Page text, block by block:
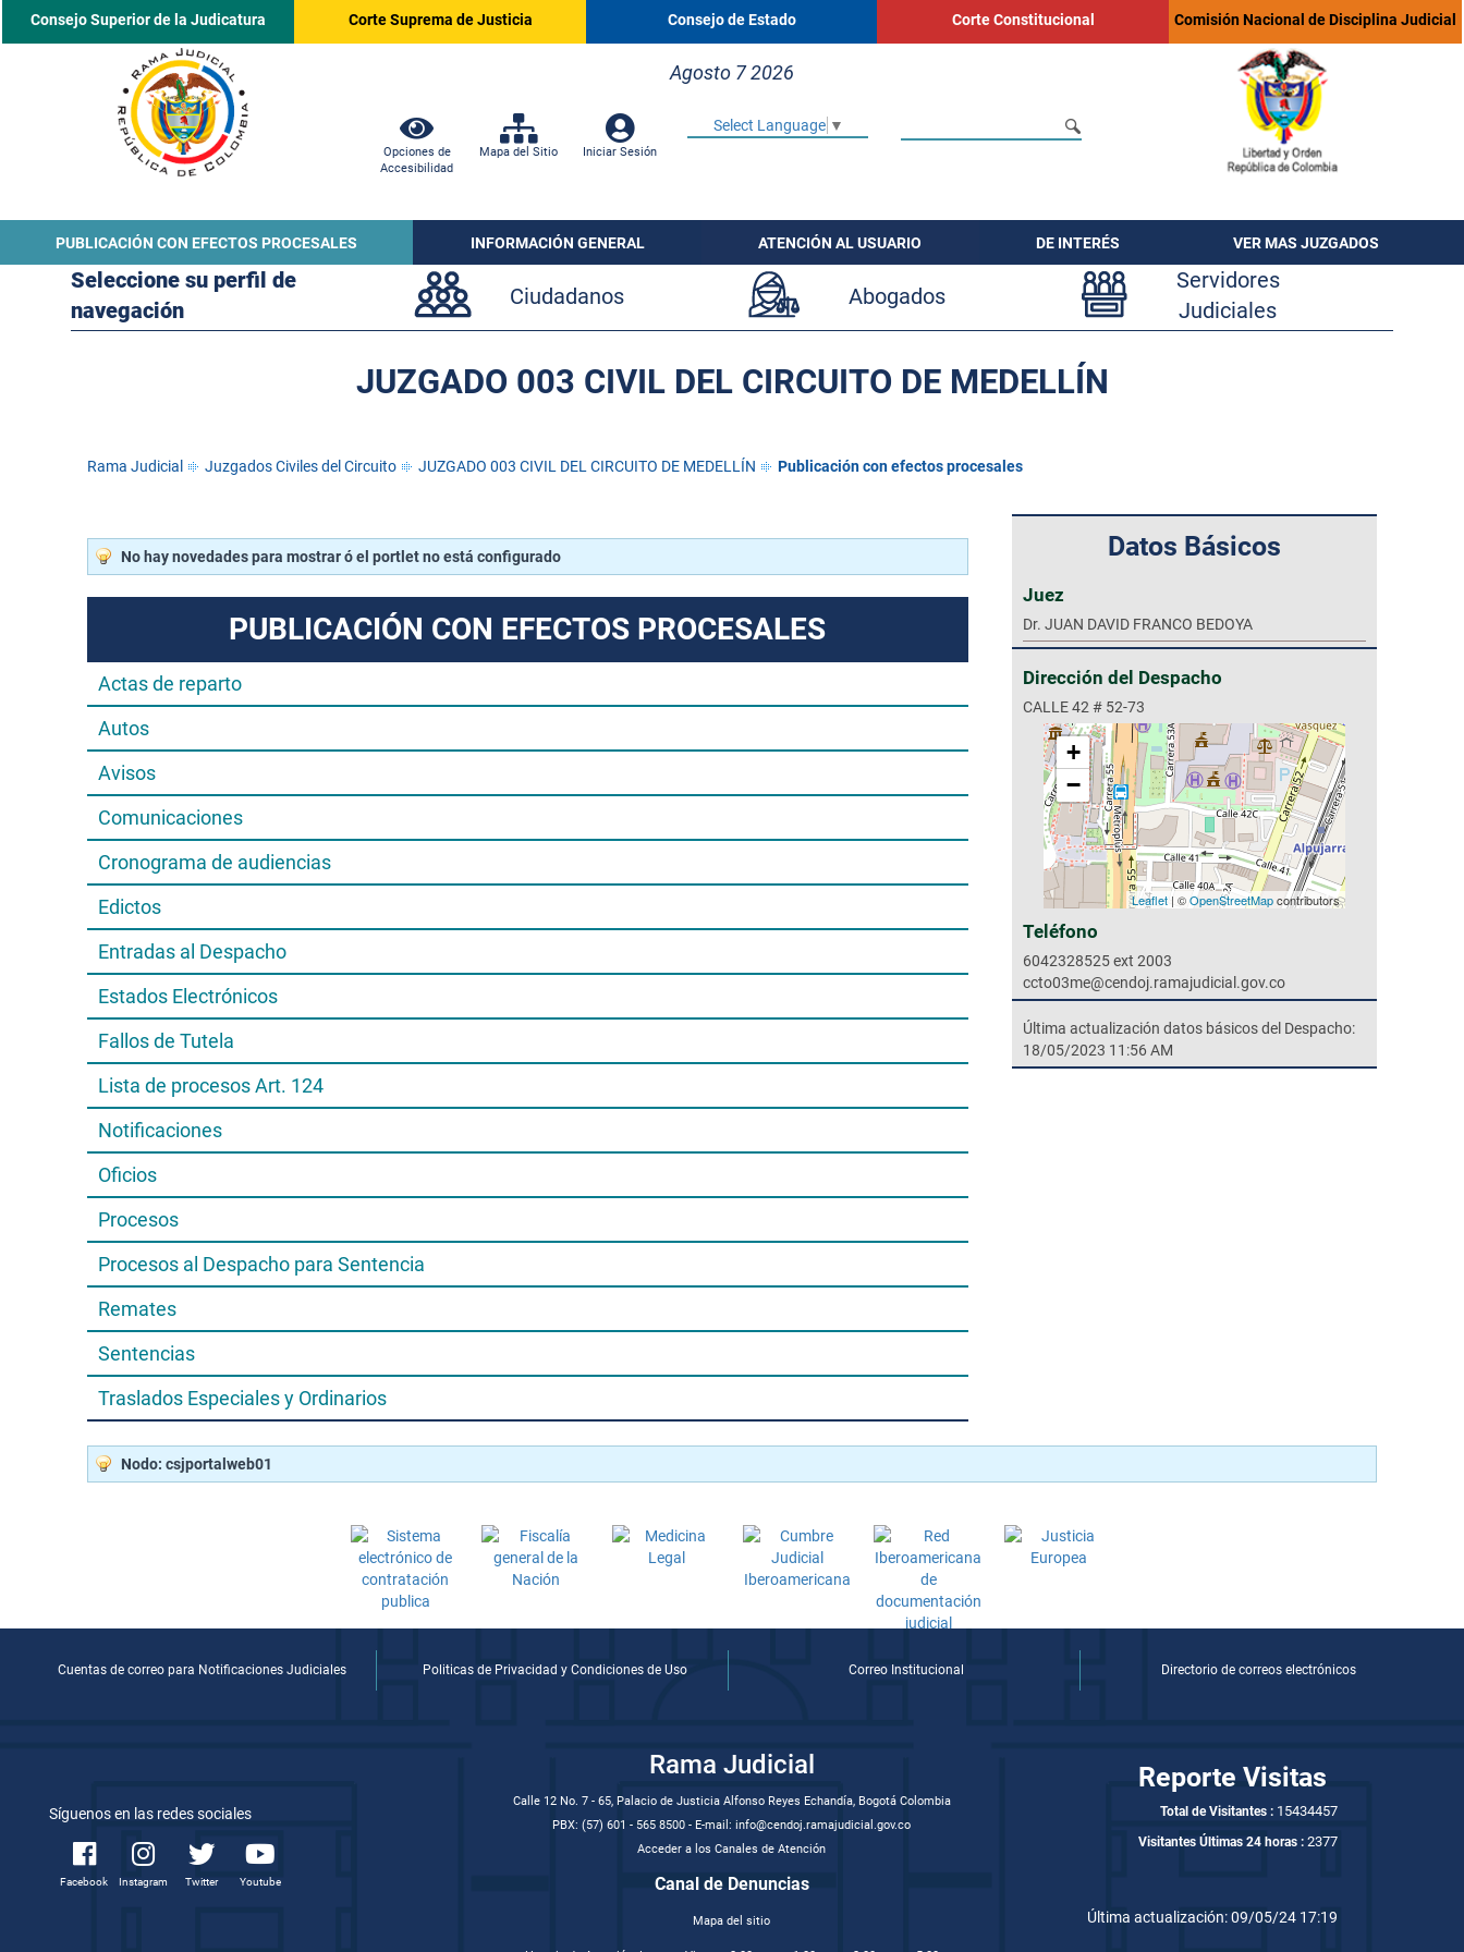
Consejo Superior de la Judicatura Corte Suprema de Justicia Consejo de Estado Corte Constitucional Comisión Nacional de Disciplina Judicial
Agosto 7 2026
Opciones de
Accesibilidad
Mapa del Sitio Iniciar Sesión
Select Language ▼
PUBLICACIÓN CON EFECTOS PROCESALES INFORMACIÓN GENERAL ATENCIÓN AL USUARIO DE INTERÉS VER MAS JUZGADOS
Seleccione su perfil de
navegación
Ciudadanos Abogados
Servidores
Judiciales
JUZGADO 003 CIVIL DEL CIRCUITO DE MEDELLÍN
Rama Judicial Juzgados Civiles del Circuito JUZGADO 003 CIVIL DEL CIRCUITO DE MEDELLÍN Publicación con efectos procesales
No hay novedades para mostrar ó el portlet no está configurado
PUBLICACIÓN CON EFECTOS PROCESALES
Actas de reparto
Autos
Avisos
Comunicaciones
Cronograma de audiencias
Edictos
Entradas al Despacho
Estados Electrónicos
Fallos de Tutela
Lista de procesos Art. 124
Notificaciones
Oficios
Procesos
Procesos al Despacho para Sentencia
Remates
Sentencias
Traslados Especiales y Ordinarios
Datos Básicos
Juez
Dr. JUAN DAVID FRANCO BEDOYA
Dirección del Despacho
CALLE 42 # 52-73
+
−
Leaflet | ©OpenStreetMapcontributors
Teléfono
6042328525 ext 2003
ccto03me@cendoj.ramajudicial.gov.co
Última actualización datos básicos del Despacho:
18/05/2023 11:56 AM
Nodo: csjportalweb01
Cuentas de correo para Notificaciones Judiciales Politicas de Privacidad y Condiciones de Uso Correo Institucional Directorio de correos electrónicos
Síguenos en las redes sociales
Facebook Instagram Twitter Youtube
Rama Judicial
Calle 12 No. 7 - 65, Palacio de Justicia Alfonso Reyes Echandía, Bogotá Colombia
PBX: (57) 601 - 565 8500 - E-mail: info@cendoj.ramajudicial.gov.co
Acceder a los Canales de Atención
Canal de Denuncias
Mapa del sitio
Reporte Visitas
Total de Visitantes : 15434457
Visitantes Últimas 24 horas : 2377
Última actualización: 09/05/24 17:19